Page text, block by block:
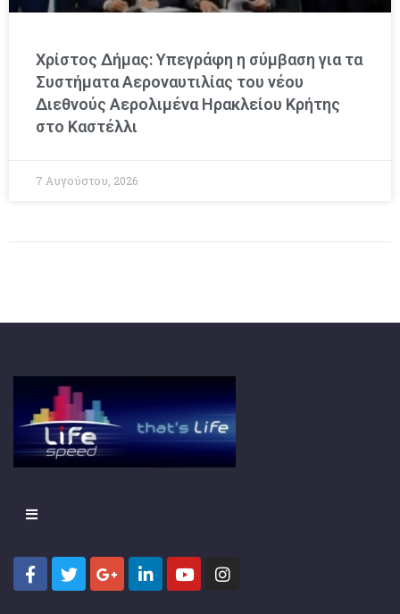
Χρίστος Δήμας: Υπεγράφη η σύμβαση για τα
Συστήματα Αεροναυτιλίας του νέου
Διεθνούς Αερολιμένα Ηρακλείου Κρήτης
στο Καστέλλι
7 Αυγούστου, 2026